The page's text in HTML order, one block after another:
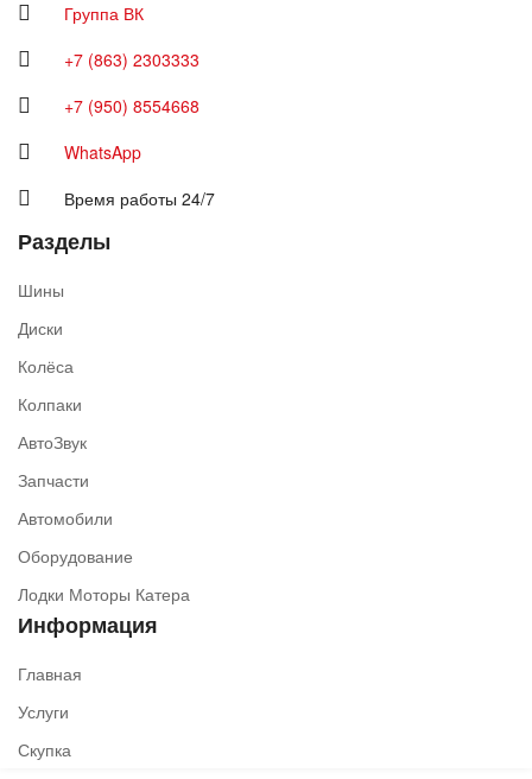
Группа ВК
+7 (863) 2303333
+7 (950) 8554668
WhatsApp
Время работы 24/7
Разделы
Шины
Диски
Колёса
Колпаки
АвтоЗвук
Запчасти
Автомобили
Оборудование
Лодки Моторы Катера
Информация
Главная
Услуги
Скупка